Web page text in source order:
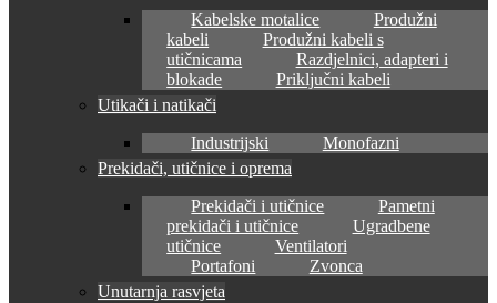
Kabelske motalice
Produžni
kabeli
Produžni kabeli s
utičnicama
Razdjelnici, adapteri i
blokade
Priključni kabeli
Utikači i natikači
Industrijski
Monofazni
Prekidači, utičnice i oprema
Prekidači i utičnice
Pametni
prekidači i utičnice
Ugradbene
utičnice
Ventilatori
Portafoni
Zvonca
Unutarnja rasvjeta